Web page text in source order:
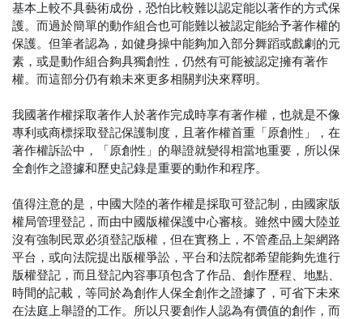
基本上較不具藝術成份，恐怕比較難以認定能以著作的方式保
護。而過於簡單的動作組合也可能難以被認定能給予著作權的
保護。但筆者認為，如健身操中能夠加入部分舞蹈或戲劇的元
素，或是動作組合夠具獨創性，仍然有可能被認定擁有著作
權。而這部分仍有賴未來更多相關判決來釋明。
我國著作權採取著作人於著作完成時享有著作權，也就是不像
專利或商標採取登記保護制度，且著作權首重「原創性」，在
著作權訴訟中，「原創性」的舉證就變得相當地重要，所以保
全創作之證據和歷史記錄是重要的動作和程序。
值得注意的是，中國大陸的著作權是採取可登記制，由國家版
權局管理登記，而由中國版權保護中心審核。雖然中國大陸並
沒有強制民眾必須登記版權，但在實務上，不管產品上架網路
平台，或向法院提出版權爭訟，平台和法院都希望能夠先進行
版權登記，而且登記內容事項包含了作品、創作歷程、地點、
時間的記載，等同於為創作人保全創作之證據了，可省下未來
在法庭上舉證的工作。所以只要創作人認為有價值的創作，而